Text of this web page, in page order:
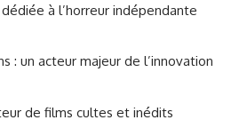
à l’horreur indépendante
: un acteur majeur de l’innovation
de films cultes et inédits